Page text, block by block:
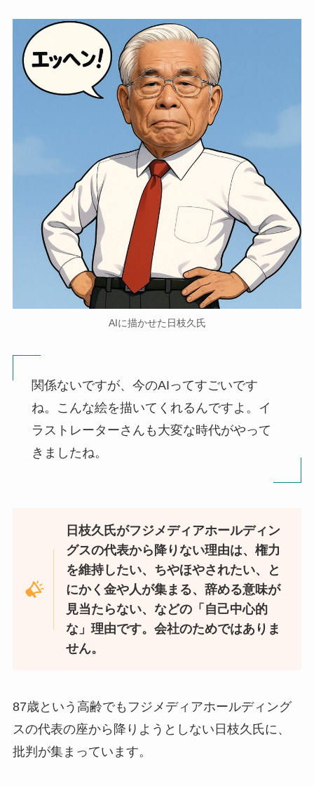
AIに描かせた日枝久氏
関係ないですが、今のAIってすごいです
ね。こんな絵を描いてくれるんですよ。イ
ラストレーターさんも大変な時代がやって
きましたね。
日枝久氏がフジメディアホールディン
グスの代表から降りない理由は、権力
を維持したい、ちやほやされたい、と
にかく金や人が集まる、辞める意味が
見当たらない、などの「自己中心的
な」理由です。会社のためではありま
せん。
87歳という高齢でもフジメディアホールディング
スの代表の座から降りようとしない日枝久氏に、
批判が集まっています。